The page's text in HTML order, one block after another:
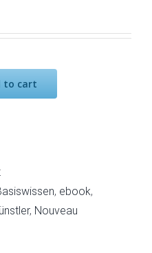
to cart
, ebook,
, Nouveau